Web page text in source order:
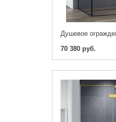
70 380 руб.